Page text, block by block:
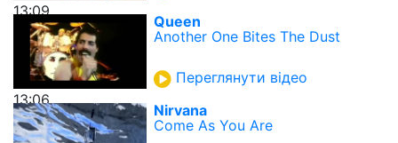
13:09
13:06
Queen
Another One Bites The Dust
Переглянути відео
Nirvana
Come As You Are